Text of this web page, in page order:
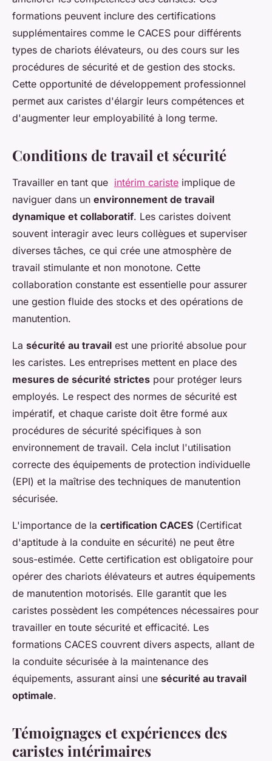
formations peuvent inclure des certifications
supplémentaires comme le CACES pour différents
types de chariots élévateurs, ou des cours sur les
procédures de sécurité et de gestion des stocks.
Cette opportunité de développement professionnel
permet aux caristes d'élargir leurs compétences et
d'augmenter leur employabilité à long terme.
Conditions de travail et sécurité
Travailler en tant que intérim cariste implique de
naviguer dans un environnement de travail
dynamique et collaboratif. Les caristes doivent
souvent interagir avec leurs collègues et superviser
diverses tâches, ce qui crée une atmosphère de
travail stimulante et non monotone. Cette
collaboration constante est essentielle pour assurer
une gestion fluide des stocks et des opérations de
manutention.
La sécurité au travail est une priorité absolue pour
les caristes. Les entreprises mettent en place des
mesures de sécurité strictes pour protéger leurs
employés. Le respect des normes de sécurité est
impératif, et chaque cariste doit être formé aux
procédures de sécurité spécifiques à son
environnement de travail. Cela inclut l'utilisation
correcte des équipements de protection individuelle
(EPI) et la maîtrise des techniques de manutention
sécurisée.
L'importance de la certification CACES (Certificat
d'aptitude à la conduite en sécurité) ne peut être
sous-estimée. Cette certification est obligatoire pour
opérer des chariots élévateurs et autres équipements
de manutention motorisés. Elle garantit que les
caristes possèdent les compétences nécessaires pour
travailler en toute sécurité et efficacité. Les
formations CACES couvrent divers aspects, allant de
la conduite sécurisée à la maintenance des
équipements, assurant ainsi une sécurité au travail
optimale.
Témoignages et expériences des
caristes intérimaires